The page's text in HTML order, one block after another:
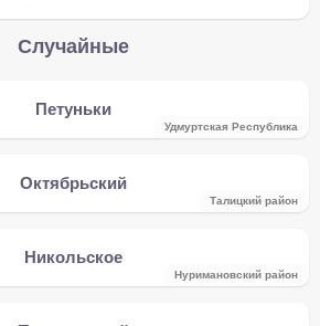
Случайные
Петуньки
Удмуртская Республика
Октябрьский
Талицкий район
Никольское
Нуримановский район